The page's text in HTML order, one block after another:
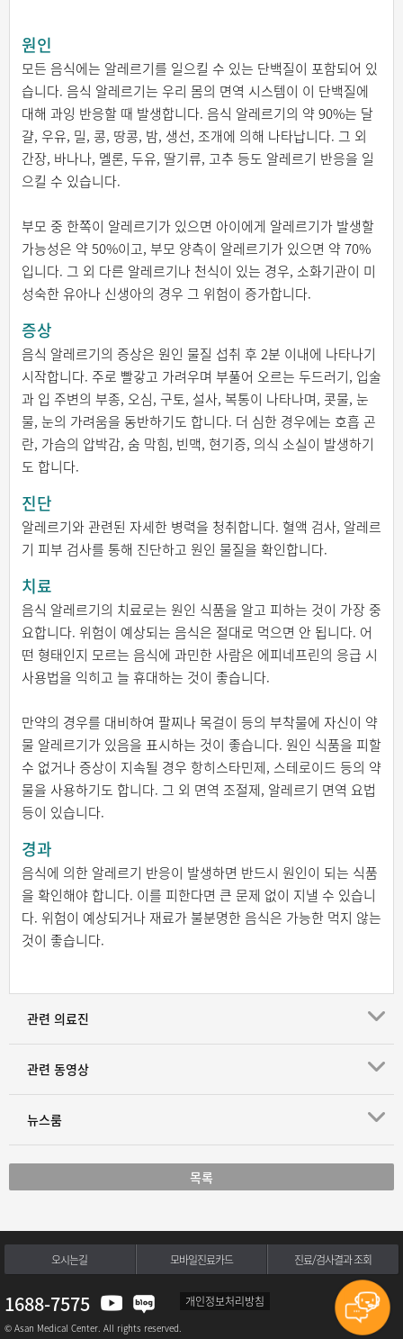
원인
모든 음식에는 알레르기를 일으킬 수 있는 단백질이 포함되어 있
습니다. 음식 알레르기는 우리 몸의 면역 시스템이 이 단백질에
대해 과잉 반응할 때 발생합니다. 음식 알레르기의 약 90%는 달
걀, 우유, 밀, 콩, 땅콩, 밤, 생선, 조개에 의해 나타납니다. 그 외
간장, 바나나, 멜론, 두유, 딸기류, 고추 등도 알레르기 반응을 일
으킬 수 있습니다.
부모 중 한쪽이 알레르기가 있으면 아이에게 알레르기가 발생할
가능성은 약 50%이고, 부모 양측이 알레르기가 있으면 약 70%
입니다. 그 외 다른 알레르기나 천식이 있는 경우, 소화기관이 미
성숙한 유아나 신생아의 경우 그 위험이 증가합니다.
증상
음식 알레르기의 증상은 원인 물질 섭취 후 2분 이내에 나타나기
시작합니다. 주로 빨갛고 가려우며 부풀어 오르는 두드러기, 입술
과 입 주변의 부종, 오심, 구토, 설사, 복통이 나타나며, 콧물, 눈
물, 눈의 가려움을 동반하기도 합니다. 더 심한 경우에는 호흡 곤
란, 가슴의 압박감, 숨 막힘, 빈맥, 현기증, 의식 소실이 발생하기
도 합니다.
진단
알레르기와 관련된 자세한 병력을 청취합니다. 혈액 검사, 알레르
기 피부 검사를 통해 진단하고 원인 물질을 확인합니다.
치료
음식 알레르기의 치료로는 원인 식품을 알고 피하는 것이 가장 중
요합니다. 위험이 예상되는 음식은 절대로 먹으면 안 됩니다. 어
떤 형태인지 모르는 음식에 과민한 사람은 에피네프린의 응급 시
사용법을 익히고 늘 휴대하는 것이 좋습니다.
만약의 경우를 대비하여 팔찌나 목걸이 등의 부착물에 자신이 약
물 알레르기가 있음을 표시하는 것이 좋습니다. 원인 식품을 피할
수 없거나 증상이 지속될 경우 항히스타민제, 스테로이드 등의 약
물을 사용하기도 합니다. 그 외 면역 조절제, 알레르기 면역 요법
등이 있습니다.
경과
음식에 의한 알레르기 반응이 발생하면 반드시 원인이 되는 식품
을 확인해야 합니다. 이를 피한다면 큰 문제 없이 지낼 수 있습니
다. 위험이 예상되거나 재료가 불분명한 음식은 가능한 먹지 않는
것이 좋습니다.
관련 의료진
관련 동영상
뉴스룸
목록
오시는길 모바일진료카드 진료/검사결과 조회
1688-7575 개인정보처리방침
© Asan Medical Center. All rights reserved.